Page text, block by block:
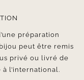
préparation
peut être remis
privé ou livré de
l’international.